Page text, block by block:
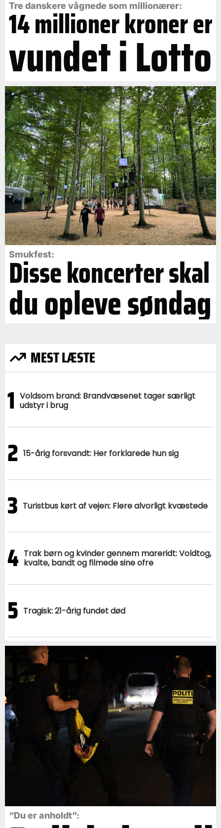
Tre danskere vågnede som millionærer:
14 millioner kroner er
vundet i Lotto
Smukfest:
Disse koncerter skal
du opleve søndag
MEST LÆSTE
1 Voldsom brand: Brandvæsenet tager særligt
udstyr i brug
2 15-årig forsvandt: Her forklarede hun sig
3 Turistbus kørt af vejen: Flere alvorligt kvæstede
4 Trak børn og kvinder gennem mareridt: Voldtog,
kvalte, bandt og filmede sine ofre
5 Tragisk: 21-årig fundet død
“Du er anholdt”: